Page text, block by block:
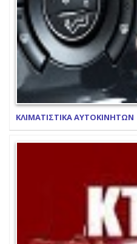
ΚΛΙΜΑΤΙΣΤΙΚΑ ΑΥΤΟΚΙΝΗΤΩΝ